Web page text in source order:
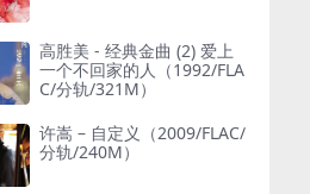
高胜美 - 经典金曲 (2) 爱上
一个不回家的人（1992/FLA
C/分轨/321M）
许嵩 – 自定义（2009/FLAC/
分轨/240M）